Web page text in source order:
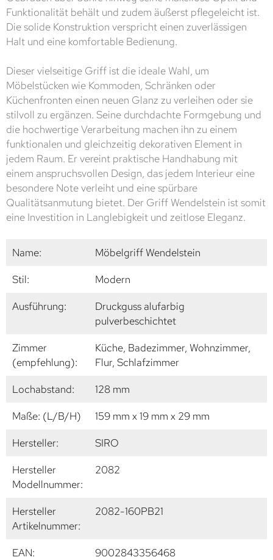
Funktionalität behält und zudem äußerst pflegeleicht ist.
Die solide Konstruktion verspricht einen zuverlässigen
Halt und eine komfortable Bedienung.
Dieser vielseitige Griff ist die ideale Wahl, um
Möbelstücken wie Kommoden, Schränken oder
Küchenfronten einen neuen Glanz zu verleihen oder sie
stilvoll zu ergänzen. Seine durchdachte Formgebung und
die hochwertige Verarbeitung machen ihn zu einem
funktionalen und gleichzeitig dekorativen Element in
jedem Raum. Er vereint praktische Handhabung mit
einem anspruchsvollen Design, das jedem Interieur eine
besondere Note verleiht und eine spürbare
Qualitätsanmutung bietet. Der Griff Wendelstein ist somit
eine Investition in Langlebigkeit und zeitlose Eleganz.
Name:
Möbelgriff Wendelstein
Stil:
Modern
Ausführung:
Druckguss alufarbig
pulverbeschichtet
Zimmer
(empfehlung):
Küche, Badezimmer, Wohnzimmer,
Flur, Schlafzimmer
Lochabstand:
128 mm
Maße: (L/B/H)
159 mm x 19 mm x 29 mm
Hersteller:
SIRO
Hersteller
Modellnummer:
2082
Hersteller
Artikelnummer:
2082-160PB21
EAN:
9002843356468